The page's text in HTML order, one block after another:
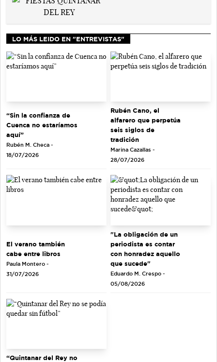
LO MÁS LEIDO EN "ENTREVISTAS"
“Sin la confianza de
Cuenca no estaríamos
aquí”
Rubén M. Checa -
18/07/2026
Rubén Cano, el
alfarero que perpetúa
seis siglos de
tradición
Marina Cazallas -
28/07/2026
El verano también
cabe entre libros
Paula Montero -
31/07/2026
"La obligación de un
periodista es contar
con honradez aquello
que sucede"
Eduardo M. Crespo -
05/08/2026
“Quintanar del Rey no